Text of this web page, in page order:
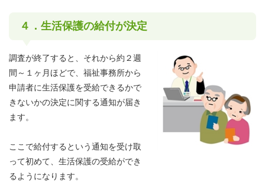
４．生活保護の給付が決定
調査が終了すると、それから約２週
間～１ヶ月ほどで、福祉事務所から
申請者に生活保護を受給できるかで
きないかの決定に関する通知が届き
ます。
ここで給付するという通知を受け取
って初めて、生活保護の受給ができ
るようになります。